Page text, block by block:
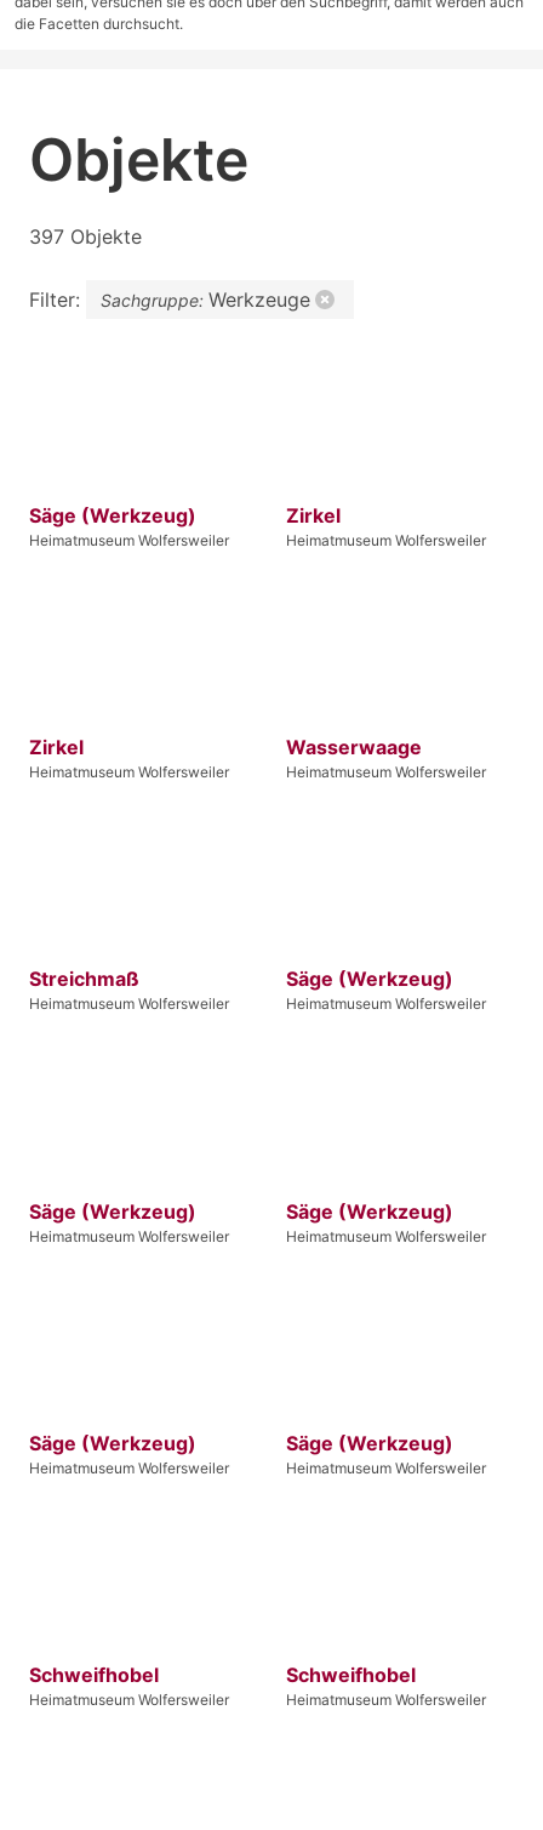
die Facetten durchsucht.
Objekte
397 Objekte
Filter: Sachgruppe: Werkzeuge
Säge (Werkzeug)
Heimatmuseum Wolfersweiler
Zirkel
Heimatmuseum Wolfersweiler
Zirkel
Heimatmuseum Wolfersweiler
Wasserwaage
Heimatmuseum Wolfersweiler
Streichmaß
Heimatmuseum Wolfersweiler
Säge (Werkzeug)
Heimatmuseum Wolfersweiler
Säge (Werkzeug)
Heimatmuseum Wolfersweiler
Säge (Werkzeug)
Heimatmuseum Wolfersweiler
Säge (Werkzeug)
Heimatmuseum Wolfersweiler
Säge (Werkzeug)
Heimatmuseum Wolfersweiler
Schweifhobel
Heimatmuseum Wolfersweiler
Schweifhobel
Heimatmuseum Wolfersweiler